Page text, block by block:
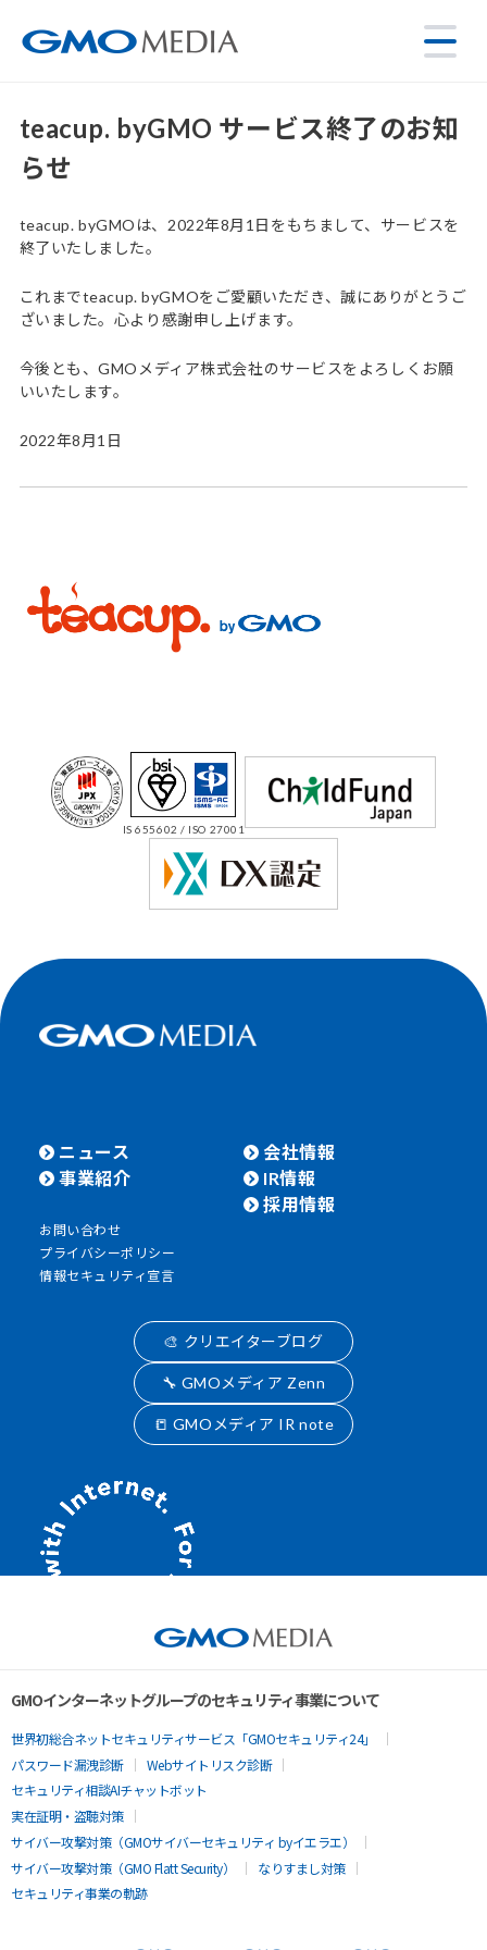
teacup. byGMO サービス終了のお知
らせ
teacup. byGMOは、2022年8月1日をもちまして、サービスを
終了いたしました。
これまでteacup. byGMOをご愛顧いただき、誠にありがとうご
ざいました。心より感謝申し上げます。
今後とも、GMOメディア株式会社のサービスをよろしくお願
いいたします。
2022年8月1日
IS 655602 / ISO 27001
ニュース
事業紹介
会社情報
IR情報
採用情報
お問い合わせ
プライバシーポリシー
情報セキュリティ宣言
🎨 クリエイターブログ
🔧 GMOメディア Zenn
📒 GMOメディア IR note
GMOインターネットグループのセキュリティ事業について
世界初総合ネットセキュリティサービス「GMOセキュリティ24」
パスワード漏洩診断
Webサイトリスク診断
セキュリティ相談AIチャットボット
実在証明・盗聴対策
サイバー攻撃対策（GMOサイバーセキュリティ byイエラエ）
サイバー攻撃対策（GMO Flatt Security）
なりすまし対策
セキュリティ事業の軌跡